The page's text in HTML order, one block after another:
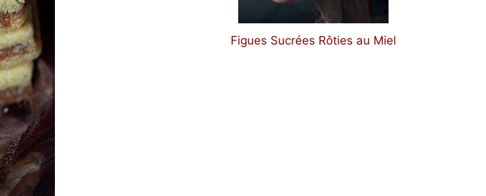
Figues Sucrées Rôties au Miel